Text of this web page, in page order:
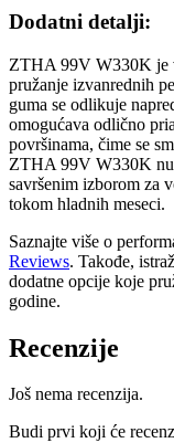
Dodatni detalji:
ZTHA 99V W330K je
pružanje izvanrednih
guma se odlikuje
omogućava odlično
površinama, čime se
ZTHA 99V W330K
savršenim izborom za
tokom hladnih meseci.
Saznajte više o
Reviews. Takođe,
dodatne opcije koje
godine.
Recenzije
Još nema recenzija.
Budi prvi koji će